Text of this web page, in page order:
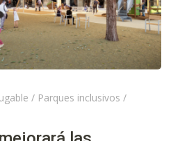
/ Parques inclusivos /